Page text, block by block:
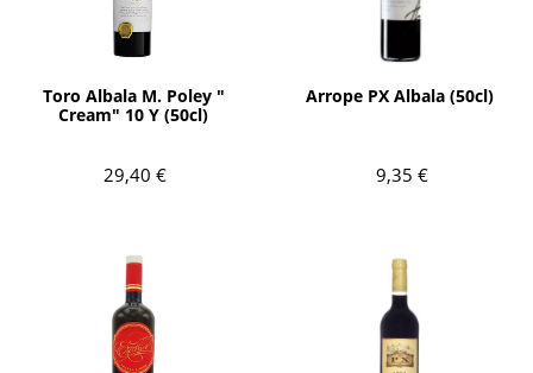
Toro Albala M. Poley "
Cream" 10 Y (50cl)
29,40 €
AÑADIR
Arrope PX Albala (50cl)
9,35 €
AÑADIR